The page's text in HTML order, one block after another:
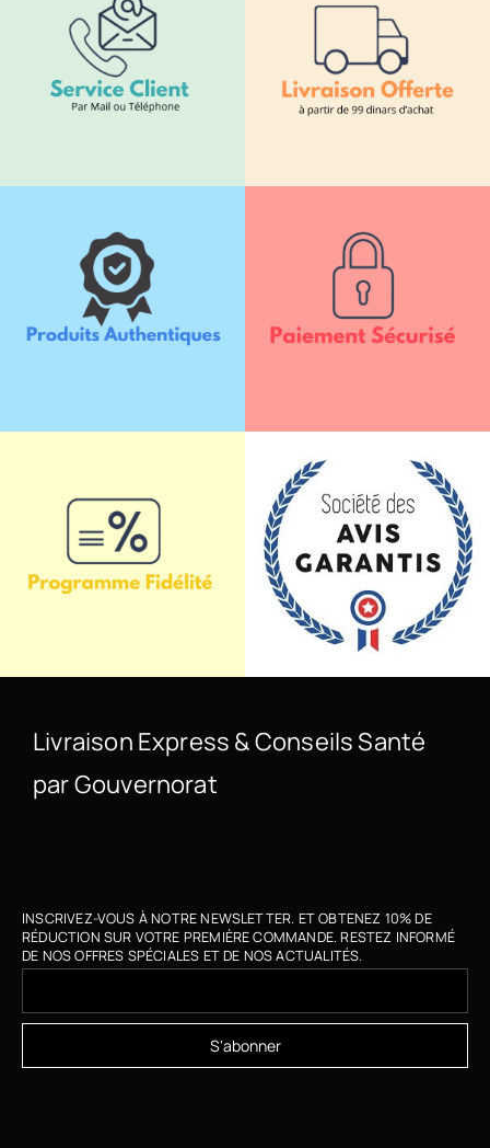
Livraison Express & Conseils Santé
par Gouvernorat
INSCRIVEZ-VOUS À NOTRE NEWSLETTER. ET OBTENEZ 10% DE
RÉDUCTION SUR VOTRE PREMIÈRE COMMANDE. RESTEZ INFORMÉ
DE NOS OFFRES SPÉCIALES ET DE NOS ACTUALITÉS.